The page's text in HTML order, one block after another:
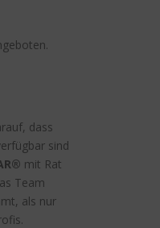
dass
sind
mit Rat
Team
als nur